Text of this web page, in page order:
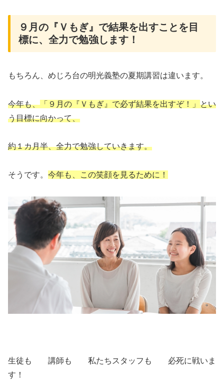
９月の『Ｖもぎ』で結果を出すことを目
標に、全力で勉強します！
もちろん、めじろ台の明光義塾の夏期講習は違います。
今年も、 「９月の『Ｖもぎ』で必ず結果を出すぞ！」 とい
う目標に向かって、
約１カ月半、全力で勉強していきます。
そうです。 今年も、 この笑顔を見るために！
生徒も 講師も 私たちスタッフも 必死に戦いま
す！